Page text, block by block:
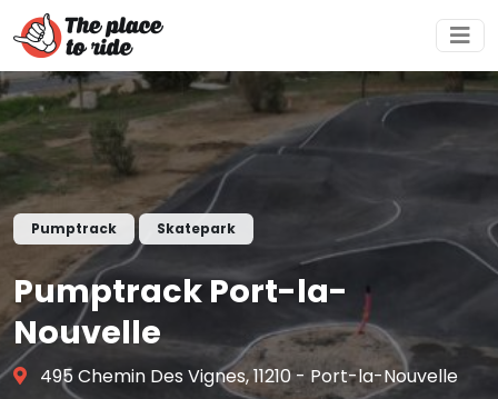
Pumptrack Skatepark
Pumptrack Port-la-
Nouvelle
495 Chemin Des Vignes, 11210 - Port-la-Nouvelle